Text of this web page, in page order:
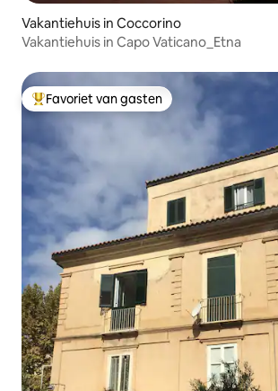
Vakantiehuis in Coccorino
Vakantiehuis in Capo Vaticano_Etna
Topfavoriet van gasten
Favoriet van gasten